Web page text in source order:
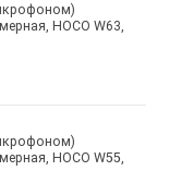
HOCO W63,
HOCO W55,